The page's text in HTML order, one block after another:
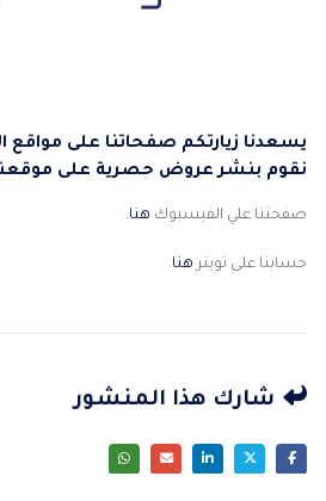
يسعدنا زيارتكم صفحاتنا على مواقع
نقوم بنشر عروض حصرية على موقعنا
صفحتنا علي الفيسبوك هنا.
حسابنا على تويتر هنا.
شارك هذا المنشور